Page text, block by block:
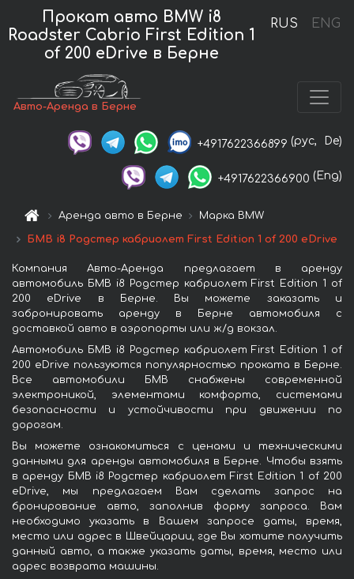
RUS ENG
Прокат авто BMW i8
Roadster Cabrio First Edition 1
of 200 eDrive в Берне
Авто-Аренда в Берне
+4917622366899 (рус, De)
+4917622366900 (Eng)
Аренда авто в Берне Марка BMW
БМВ i8 Родстер кабриолет First Edition 1 of 200 eDrive
Компания Авто-Аренда предлагает в аренду
автомобиль БМВ i8 Родстер кабриолет First Edition 1 of
200 eDrive в Берне. Вы можете заказать и
забронировать аренду в Берне автомобиля с
доставкой авто в аэропорты или ж/д вокзал.
Автомобиль БМВ i8 Родстер кабриолет First Edition 1 of
200 eDrive пользуются популярностью проката в Берне.
Все автомобили БМВ снабжены современной
электроникой, элементами комфорта, системами
безопасности и устойчивости при движении по
дорогам.
Вы можете ознакомиться с ценами и техническими
данными для аренды автомобиля в Берне. Чтобы взять
в аренду БМВ i8 Родстер кабриолет First Edition 1 of 200
eDrive, мы предлагаем Вам сделать запрос на
бронирование авто, заполнив форму запроса. Вам
необходимо указать в Вашем запросе даты, время,
место или адрес в Швейцарии, где Вы хотите получить
данный авто, а также указать даты, время, место или
адрес возврата машины.